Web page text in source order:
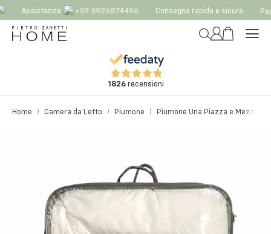
Assistenza +39 3926874496 Consegna rapida e sicura
1826recensioni
Home Camera da Letto Piumone Piumone Una Piazza e Mezza